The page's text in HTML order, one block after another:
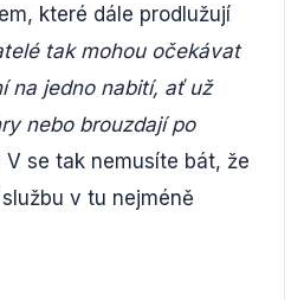
které dále prodlužují
tak mohou očekávat
na jedno nabití, ať už
nebo brouzdají po
V se tak nemusíte bát, že
v tu nejméně